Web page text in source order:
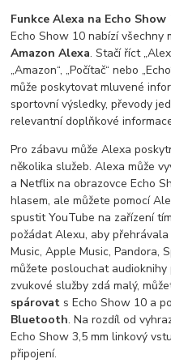
Funkce Alexa na Echo Show
Echo Show 10 nabízí všechny
Amazon Alexa. Stačí říct
„Amazon“, „Počítač“ nebo
může poskytovat mluvené
sportovní výsledky, převody
relevantní doplňkové
Pro zábavu může Alexa
několika služeb. Alexa může
a Netflix na obrazovce Echo
hlasem, ale můžete pomocí
spustit YouTube na zařízení
požádat Alexu, aby
Music, Apple Music, Pandora,
můžete poslouchat
zvukové služby zdá malý,
spárovat s Echo Show 10 a
Bluetooth. Na rozdíl od
Echo Show 3,5 mm linkový
připojení.